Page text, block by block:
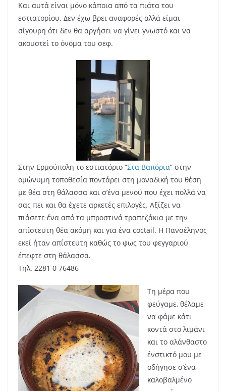
Και αυτά είναι μόνο κάποια από τα πιάτα του
εστιατορίου. Δεν έχω βρει αναφορές αλλά είμαι
σίγουρη ότι δεν θα αργήσει να γίνει γνωστό και να
ακουστεί το όνομα του σεφ.
Στην Ερμούπολη το εστιατόριο “Στα Βαπόρια” στην
ομώνυμη τοποθεσία ποντάρει στη μοναδική του θέση
με θέα στη θάλασσα και σ’ένα μενού που έχει πολλά να
σας πει και θα έχετε αρκετές επιλογές. Αξίζει να
πιάσετε ένα από τα μπροστινά τραπεζάκια με την
απίστευτη θέα ακόμη και για ένα coctail. Η Πανσέληνος
εκεί ήταν απίστευτη καθώς το φως του φεγγαριού
έπεφτε στη θάλασσα.
Τηλ. 2281 0 76486
Τη μέρα που
φεύγαμε, θέλαμε
να φάμε κάτι
κοντά στο λιμάνι
και το αλάνθαστο
ένστικτό μου με
οδήγησε σ’ένα
καλοβαλμένο